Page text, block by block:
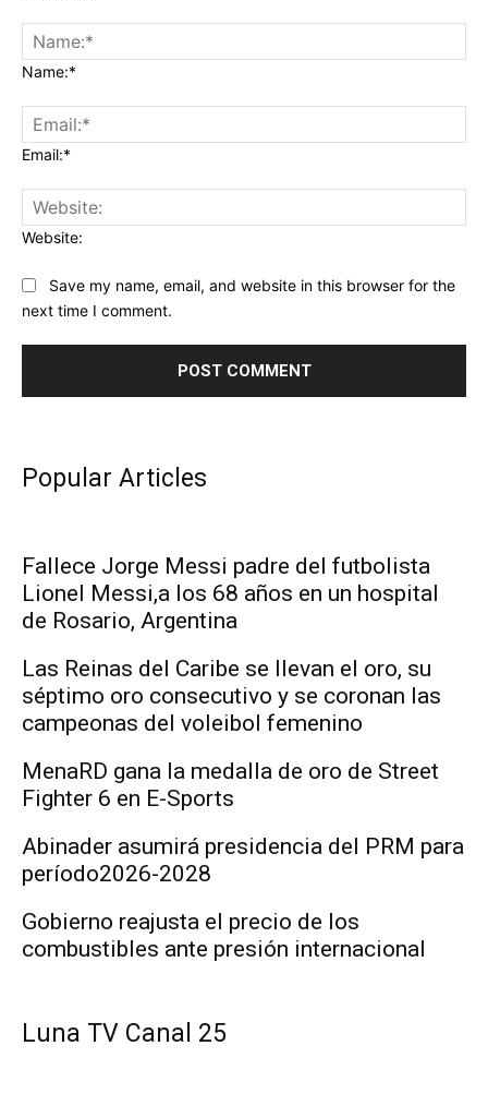
Name:*
Email:*
Website:
Save my name, email, and website in this browser for the
next time I comment.
Popular Articles
Fallece Jorge Messi padre del futbolista
Lionel Messi,a los 68 años en un hospital
de Rosario, Argentina
Las Reinas del Caribe se llevan el oro, su
séptimo oro consecutivo y se coronan las
campeonas del voleibol femenino
MenaRD gana la medalla de oro de Street
Fighter 6 en E-Sports
Abinader asumirá presidencia del PRM para
período2026-2028
Gobierno reajusta el precio de los
combustibles ante presión internacional
Luna TV Canal 25